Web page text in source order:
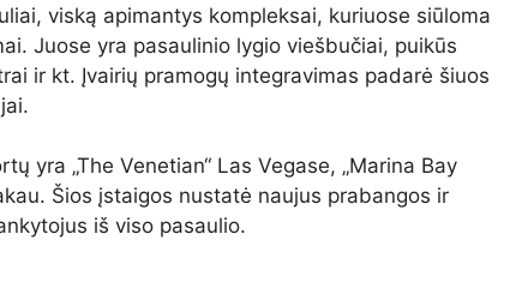
viską apimantys kompleksai, kuriuose siūloma
Juose yra pasaulinio lygio viešbučiai, puikūs
ir kt. Įvairių pramogų integravimas padarė šiuos
yra „The Venetian“ Las Vegase, „Marina Bay
Šios įstaigos nustatė naujus prabangos ir
iš viso pasaulio.